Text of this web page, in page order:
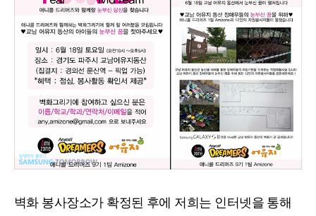
벽화 봉사장소가 확정된 후에 저희는 인터넷을 통해